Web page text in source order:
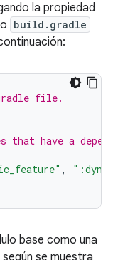
la propiedad
build.gradle
file.
have a
,
base como una
se muestra